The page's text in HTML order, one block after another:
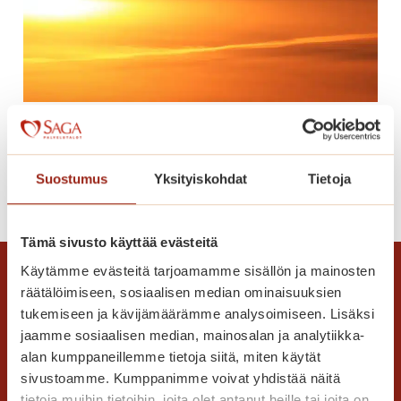
Suostumus Yksityiskohdat Tietoja
Tämä sivusto käyttää evästeitä
Käytämme evästeitä tarjoamamme sisällön ja mainosten
räätälöimiseen, sosiaalisen median ominaisuuksien
tukemiseen ja kävijämäärämme analysoimiseen. Lisäksi
jaamme sosiaalisen median, mainosalan ja analytiikka-
alan kumppaneillemme tietoja siitä, miten käytät
sivustoamme. Kumppanimme voivat yhdistää näitä
o
ä
t
ä
t
m
u
i
s
Lomaonnea
Lue lisää
o
o
n
n
e
a